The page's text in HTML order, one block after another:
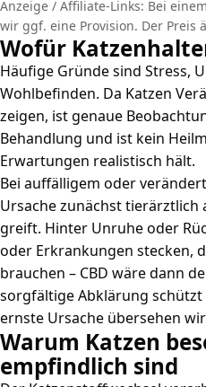
Anzeige / Affiliate-Links: Bei
wir ggf. eine Provision. Der Preis
Wofür
Häufige Gründe sind Stress,
Wohlbefinden. Da Katzen
zeigen, ist genaue
Behandlung und ist kein
Erwartungen realistisch hält.
Bei auffälligem oder
Ursache zunächst tierärztlich
greift. Hinter Unruhe oder
oder Erkrankungen stecken,
brauchen – CBD wäre dann
sorgfältige Abklärung schützt
ernste Ursache übersehen
Warum Katzen
empfindlich sind